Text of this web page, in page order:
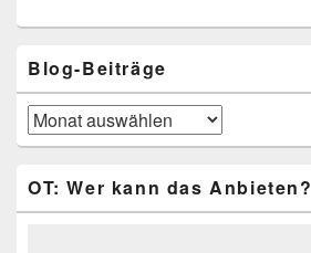
Blog-Beiträge
Blog-
Beiträge
OT: Wer kann das Anbieten?